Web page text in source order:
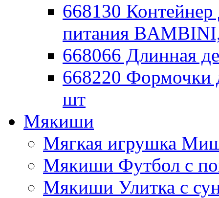
668130 Контейнер
питания
668066 Длинная
668220 Формочки
шт
Мякиши
Мягкая игрушка
Мякиши Футбол с
Мякиши Улитка с